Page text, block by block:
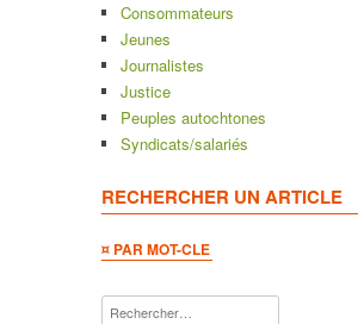
Consommateurs
Jeunes
Journalistes
Justice
Peuples autochtones
Syndicats/salariés
RECHERCHER UN ARTICLE
¤ PAR MOT-CLE
Rechercher :